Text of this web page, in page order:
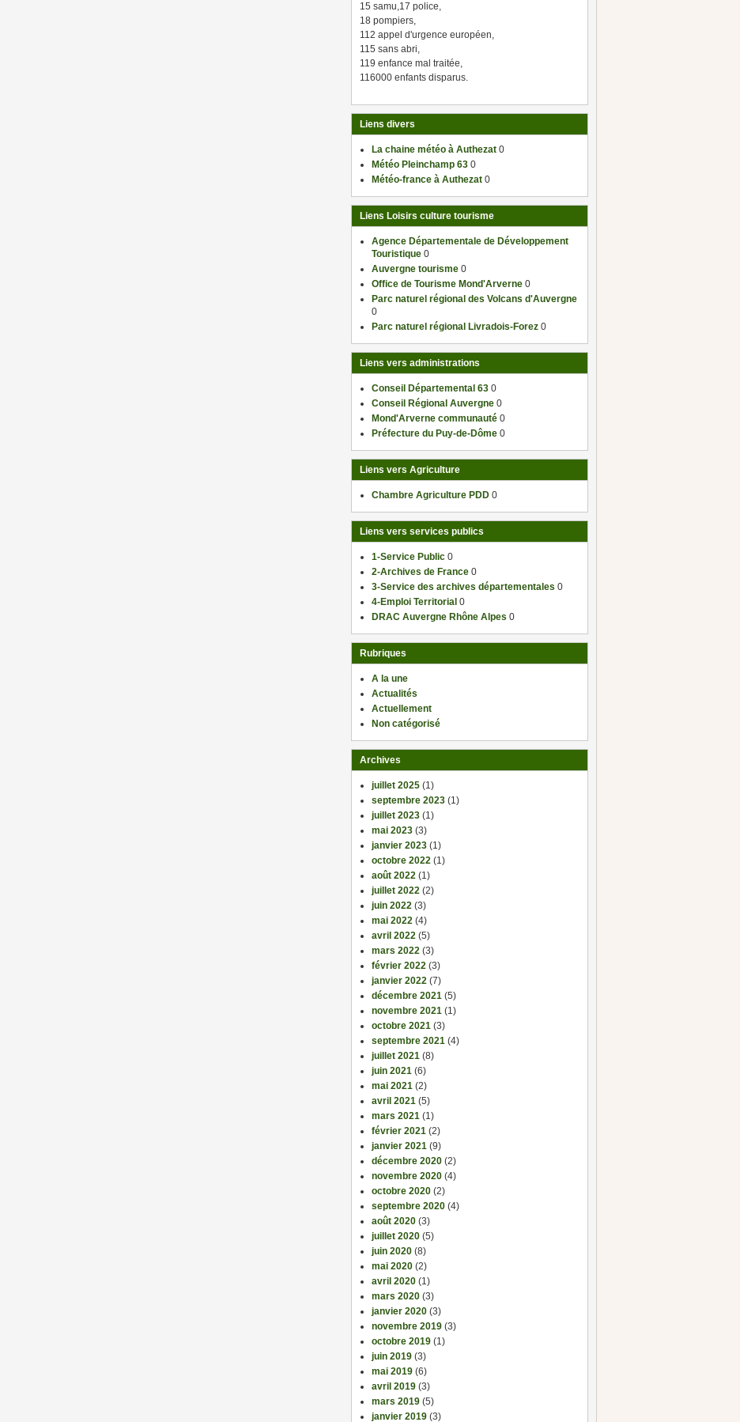
15 samu,17 police,
18 pompiers,
112 appel d'urgence européen,
115 sans abri,
119 enfance mal traitée,
116000 enfants disparus.
Liens divers
La chaine météo à Authezat 0
Météo Pleinchamp 63 0
Météo-france à Authezat 0
Liens Loisirs culture tourisme
Agence Départementale de Développement
Touristique 0
Auvergne tourisme 0
Office de Tourisme Mond'Arverne 0
Parc naturel régional des Volcans d'Auvergne
0
Parc naturel régional Livradois-Forez 0
Liens vers administrations
Conseil Départemental 63 0
Conseil Régional Auvergne 0
Mond'Arverne communauté 0
Préfecture du Puy-de-Dôme 0
Liens vers Agriculture
Chambre Agriculture PDD 0
Liens vers services publics
1-Service Public 0
2-Archives de France 0
3-Service des archives départementales 0
4-Emploi Territorial 0
DRAC Auvergne Rhône Alpes 0
Rubriques
A la une
Actualités
Actuellement
Non catégorisé
Archives
juillet 2025 (1)
septembre 2023 (1)
juillet 2023 (1)
mai 2023 (3)
janvier 2023 (1)
octobre 2022 (1)
août 2022 (1)
juillet 2022 (2)
juin 2022 (3)
mai 2022 (4)
avril 2022 (5)
mars 2022 (3)
février 2022 (3)
janvier 2022 (7)
décembre 2021 (5)
novembre 2021 (1)
octobre 2021 (3)
septembre 2021 (4)
juillet 2021 (8)
juin 2021 (6)
mai 2021 (2)
avril 2021 (5)
mars 2021 (1)
février 2021 (2)
janvier 2021 (9)
décembre 2020 (2)
novembre 2020 (4)
octobre 2020 (2)
septembre 2020 (4)
août 2020 (3)
juillet 2020 (5)
juin 2020 (8)
mai 2020 (2)
avril 2020 (1)
mars 2020 (3)
janvier 2020 (3)
novembre 2019 (3)
octobre 2019 (1)
juin 2019 (3)
mai 2019 (6)
avril 2019 (3)
mars 2019 (5)
janvier 2019 (3)